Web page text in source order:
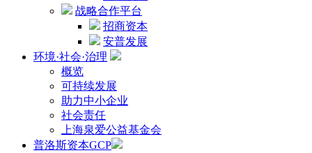
战略合作平台
招商资本
安普发展
环境·社会·治理
概览
可持续发展
助力中小企业
社会责任
上海泉爱公益基金会
普洛斯资本GCP